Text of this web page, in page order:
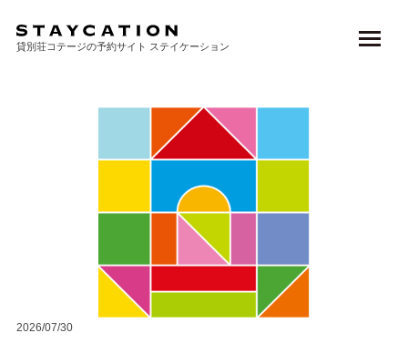
貸別荘コテージの予約サイト ステイケーション
2026/07/30